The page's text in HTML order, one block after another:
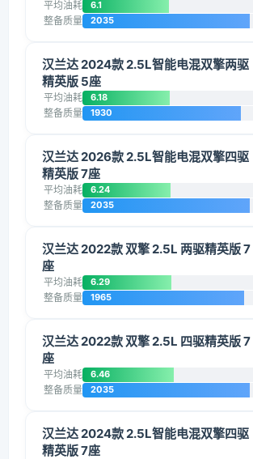
平均油耗 6.1
整备质量 2035
汉兰达 2024款 2.5L智能电混双擎两驱
精英版 5座
平均油耗 6.18
整备质量 1930
汉兰达 2026款 2.5L智能电混双擎四驱
精英版 7座
平均油耗 6.24
整备质量 2035
汉兰达 2022款 双擎 2.5L 两驱精英版 7
座
平均油耗 6.29
整备质量 1965
汉兰达 2022款 双擎 2.5L 四驱精英版 7
座
平均油耗 6.46
整备质量 2035
汉兰达 2024款 2.5L智能电混双擎四驱
精英版 7座